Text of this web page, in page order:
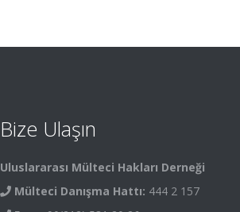
Bize Ulaşın
Uluslararası Mülteci Hakları Derneği
Mülteci Danışma Hattı: 444 2 157